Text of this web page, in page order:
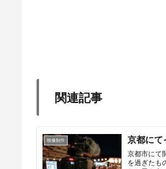
関連記事
映像制作 京都に
京都市にて
を過ぎたも